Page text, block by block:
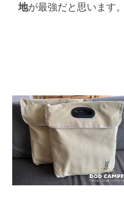
地が最強だと思います。